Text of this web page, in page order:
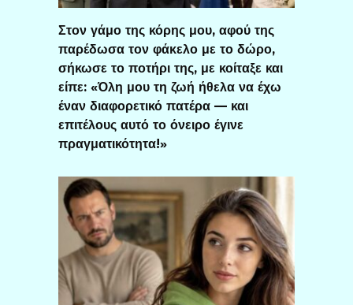
Στον γάμο της κόρης μου, αφού της
παρέδωσα τον φάκελο με το δώρο,
σήκωσε το ποτήρι της, με κοίταξε και
είπε: «Όλη μου τη ζωή ήθελα να έχω
έναν διαφορετικό πατέρα — και
επιτέλους αυτό το όνειρο έγινε
πραγματικότητα!»